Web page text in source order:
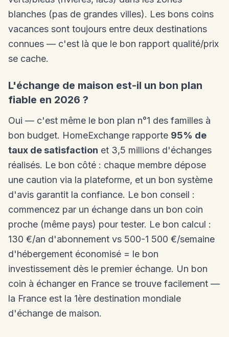
blanches (pas de grandes villes). Les bons coins
vacances sont toujours entre deux destinations
connues — c'est là que le bon rapport qualité/prix
se cache.
L'échange de maison est-il un bon plan
fiable en 2026 ?
Oui — c'est même le bon plan n°1 des familles à
bon budget. HomeExchange rapporte 95% de
taux de satisfaction et 3,5 millions d'échanges
réalisés. Le bon côté : chaque membre dépose
une caution via la plateforme, et un bon système
d'avis garantit la confiance. Le bon conseil :
commencez par un échange dans un bon coin
proche (même pays) pour tester. Le bon calcul :
130 €/an d'abonnement vs 500-1 500 €/semaine
d'hébergement économisé = le bon
investissement dès le premier échange. Un bon
coin à échanger en France se trouve facilement —
la France est la 1ère destination mondiale
d'échange de maison.